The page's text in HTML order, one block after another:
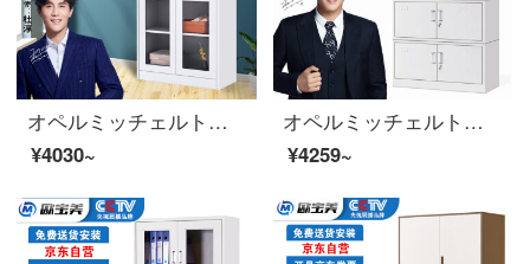
オペルミッチェルトオフィスキャビネット鋼製のブリーフィングキャビネットのアーカイブキャビネットの棚には、キャビネット全体のガラスのチェイストがあります。
¥4030~
オペルミッチェルトオフィスキャビネット鋼製のブリーフィングキャビネットのアーカイブキャビネットは5つのセクションに分かれています。
¥4259~